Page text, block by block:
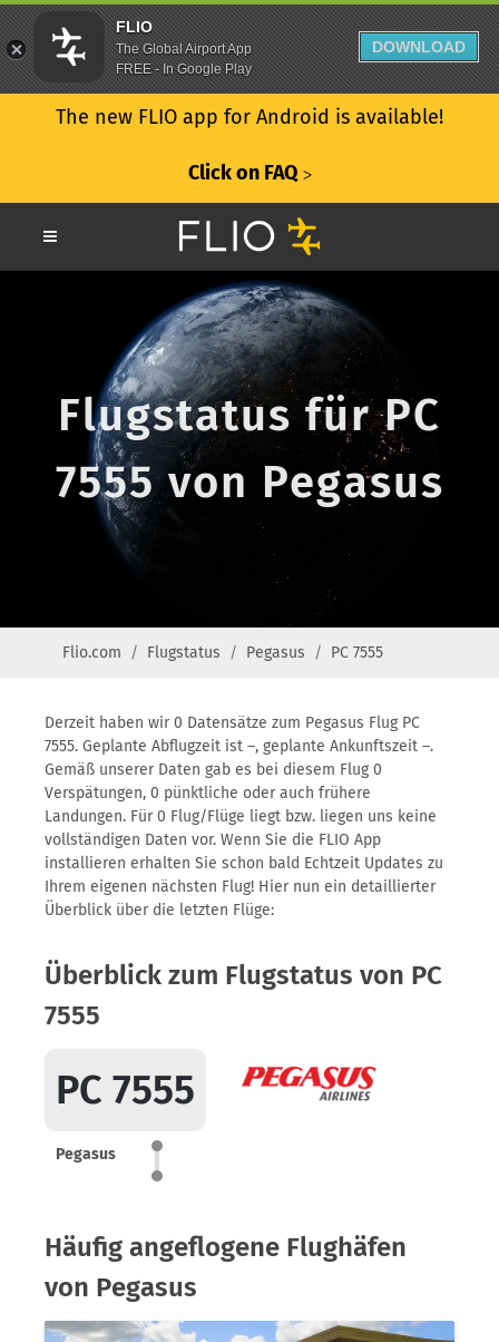
The new FLIO app for Android is available!
Click on FAQ ᐳ
Flugstatus für PC
7555 von Pegasus
Flio.com Flugstatus Pegasus PC 7555
Derzeit haben wir 0 Datensätze zum Pegasus Flug PC
7555. Geplante Abflugzeit ist –, geplante Ankunftszeit –.
Gemäß unserer Daten gab es bei diesem Flug 0
Verspätungen, 0 pünktliche oder auch frühere
Landungen. Für 0 Flug/Flüge liegt bzw. liegen uns keine
vollständigen Daten vor. Wenn Sie die FLIO App
installieren erhalten Sie schon bald Echtzeit Updates zu
Ihrem eigenen nächsten Flug! Hier nun ein detaillierter
Überblick über die letzten Flüge:
Überblick zum Flugstatus von PC
7555
PC 7555
Pegasus
Häufig angeflogene Flughäfen
von Pegasus
FLIO
The Global Airport App
FREE - In Google Play
DOWNLOAD